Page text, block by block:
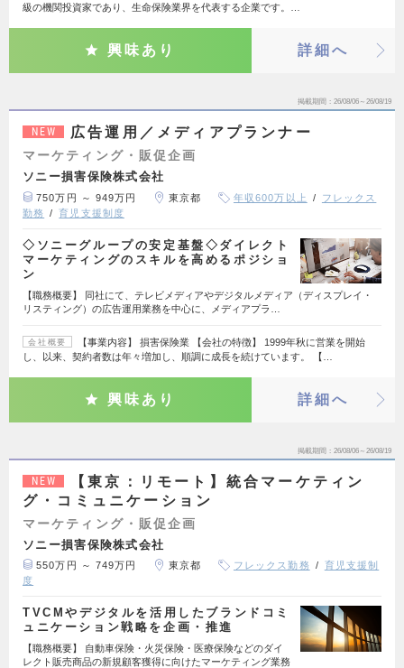
級の機関投資家であり、生命保険業界を代表する企業です。…
興味あり 詳細へ
掲載期間 26/08/06～26/08/19
NEW 広告運用／メディアプランナー
マーケティング・販促企画
ソニー損害保険株式会社
750万円 ～ 949万円 東京都 年収600万以上
フレックス
勤務
育児支援制度
◇ソニーグループの安定基盤◇ダイレクト
マーケティングのスキルを高めるポジショ
ン
【職務概要】 同社にて、テレビメディアやデジタルメディア（ディスプレイ・
リスティング）の広告運用業務を中心に、メディアプラ…
会社概要
【事業内容】 損害保険業 【会社の特徴】 1999年秋に営業を開始
し、以来、契約者数は年々増加し、順調に成長を続けています。 【…
興味あり 詳細へ
掲載期間 26/08/06～26/08/19
NEW
【東京：リモート】統合マーケティン
グ・コミュニケーション
マーケティング・販促企画
ソニー損害保険株式会社
550万円 ～ 749万円 東京都 フレックス勤務
育児支援制
度
TVCMやデジタルを活用したブランドコミ
ュニケーション戦略を企画・推進
【職務概要】 自動車保険・火災保険・医療保険などのダイ
レクト販売商品の新規顧客獲得に向けたマーケティング業務